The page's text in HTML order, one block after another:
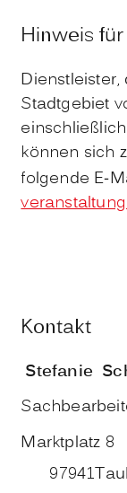
Hinweis
Stadtgebiet
können sich
folgende E-
Kontakt
Stefanie
Marktplatz 8
97941